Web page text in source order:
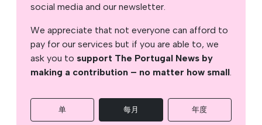
social media and our newsletter.
We appreciate that not everyone can afford to
pay for our services but if you are able to, we
ask you to support The Portugal News by
making a contribution – no matter how small.
单 每月 年度